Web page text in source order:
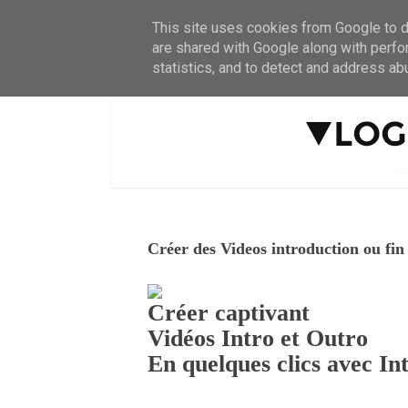
Créer des Videos introduction ou fin
Créer captivant
Vidéos Intro et Outro
En quelques clics avec
This site uses cookies from Google to
are shared with Google along with
statistics, and to detect and address